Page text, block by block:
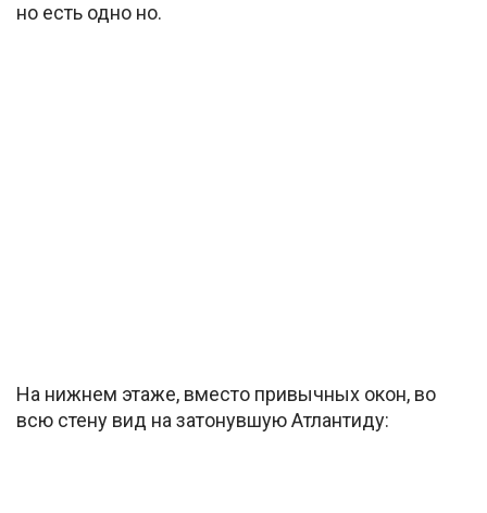
но есть одно но.
На нижнем этаже, вместо привычных окон, во
всю стену вид на затонувшую Атлантиду: